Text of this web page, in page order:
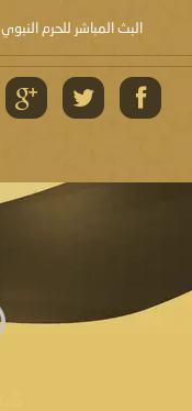
البث المباشر للحرم النبوي